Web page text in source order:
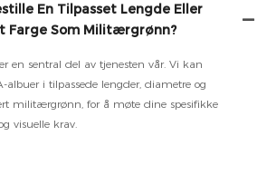
En Tilpasset Lengde Eller
Farge Som Militærgrønn?
en sentral del av tjenesten vår. Vi kan
albuer i tilpassede lengder, diametre og
militærgrønn, for å møte dine spesifikke
visuelle krav.